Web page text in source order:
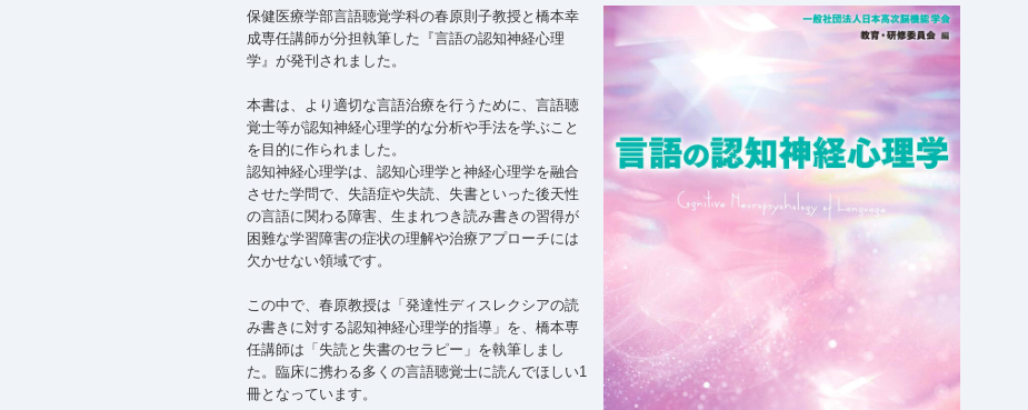
保健医療学部言語聴覚学科の春原則子教授と橋本幸
成専任講師が分担執筆した『言語の認知神経心理
学』が発刊されました。
本書は、より適切な言語治療を行うために、言語聴
覚士等が認知神経心理学的な分析や手法を学ぶこと
を目的に作られました。
認知神経心理学は、認知心理学と神経心理学を融合
させた学問で、失語症や失読、失書といった後天性
の言語に関わる障害、生まれつき読み書きの習得が
困難な学習障害の症状の理解や治療アプローチには
欠かせない領域です。
この中で、春原教授は「発達性ディスレクシアの読
み書きに対する認知神経心理学的指導」を、橋本専
任講師は「失読と失書のセラピー」を執筆しまし
た。臨床に携わる多くの言語聴覚士に読んでほしい1
冊となっています。